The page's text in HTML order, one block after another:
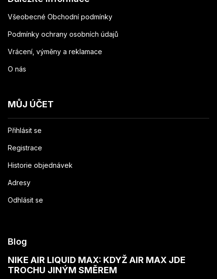
Všeobecné Obchodní podmínky
Podmínky ochrany osobních údajů
Vrácení, výměny a reklamace
O nás
MŮJ ÚČET
Přihlásit se
Registrace
Historie objednávek
Adresy
Odhlásit se
Blog
NIKE AIR LIQUID MAX: KDYŽ AIR MAX JDE
TROCHU JINÝM SMĚREM